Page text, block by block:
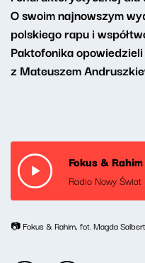
O swoim najnowszym
polskiego rapu i
Paktofonika
z Mateuszem
Fokus &
Radio Nowy Świat
📷 Fokus & Rahim, fot. Magda Salbert